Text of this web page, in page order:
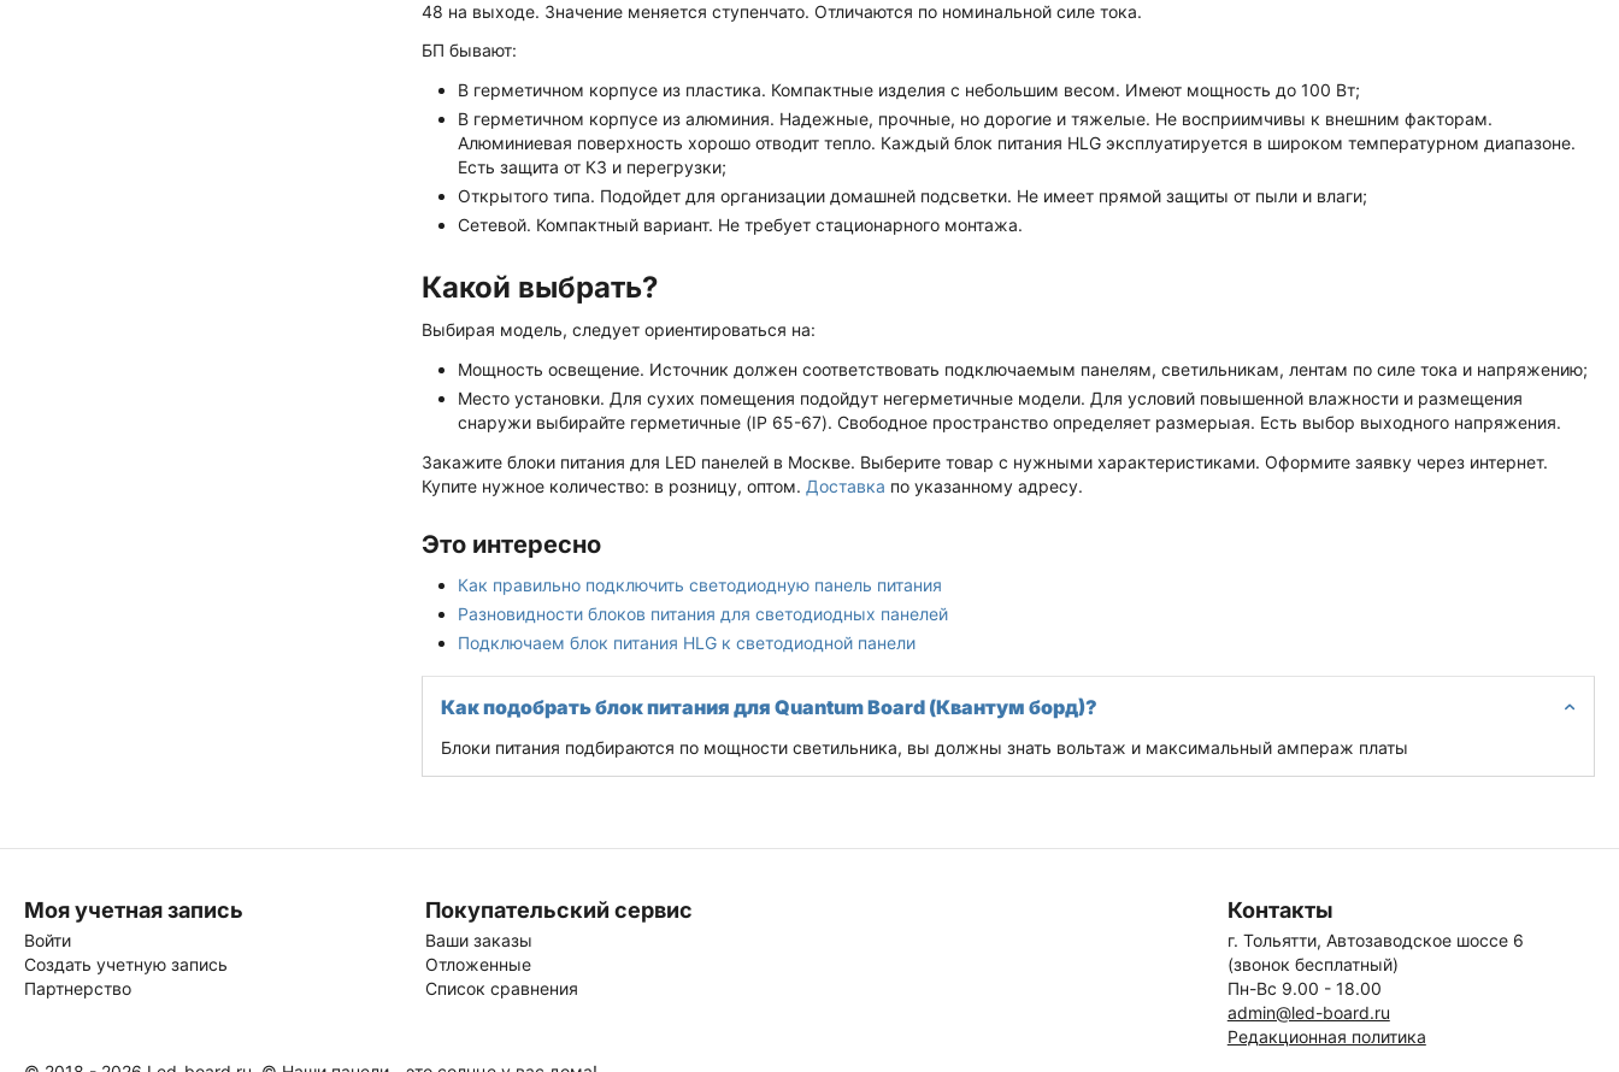
48 на выходе. Значение меняется ступенчато. Отличаются по номинальной силе тока.
БП бывают:
В герметичном корпусе из пластика. Компактные изделия с небольшим весом. Имеют мощность до 100 Вт;
В герметичном корпусе из алюминия. Надежные, прочные, но дорогие и тяжелые. Не восприимчивы к внешним факторам.
Алюминиевая поверхность хорошо отводит тепло. Каждый блок питания HLG эксплуатируется в широком температурном диапазоне.
Есть защита от КЗ и перегрузки;
Открытого типа. Подойдет для организации домашней подсветки. Не имеет прямой защиты от пыли и влаги;
Сетевой. Компактный вариант. Не требует стационарного монтажа.
Какой выбрать?
Выбирая модель, следует ориентироваться на:
Мощность освещение. Источник должен соответствовать подключаемым панелям, светильникам, лентам по силе тока и напряжению;
Место установки. Для сухих помещения подойдут негерметичные модели. Для условий повышенной влажности и размещения
снаружи выбирайте герметичные (IP 65-67). Свободное пространство определяет размерыая. Есть выбор выходного напряжения.
Закажите блоки питания для LED панелей в Москве. Выберите товар с нужными характеристиками. Оформите заявку через интернет.
Купите нужное количество: в розницу, оптом. Доставка по указанному адресу.
Это интересно
Как правильно подключить светодиодную панель питания
Разновидности блоков питания для светодиодных панелей
Подключаем блок питания HLG к светодиодной панели
Как подобрать блок питания для Quantum Board (Квантум борд)?
Блоки питания подбираются по мощности светильника, вы должны знать вольтаж и максимальный ампераж платы
Моя учетная запись
Войти
Создать учетную запись
Партнерство
Покупательский сервис
Ваши заказы
Отложенные
Список сравнения
Контакты
г. Тольятти, Автозаводское шоссе 6
(звонок бесплатный)
Пн-Вс 9.00 - 18.00
admin@led-board.ru
Редакционная политика